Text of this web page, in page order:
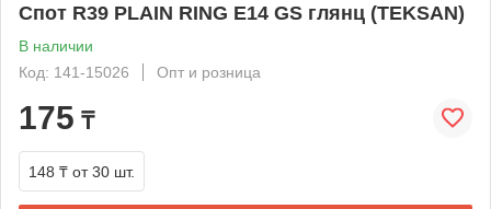
Спот R39 PLAIN RING E14 GS глянц (TEKSAN)
В наличии
Код: 141-15026
Опт и розница
175 ₸
148 ₸ от 30 шт.